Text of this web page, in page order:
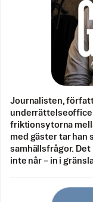
Journalisten,
friktionsytorna
med gäster tar han
samhällsfrågor. Det
inte når – in i